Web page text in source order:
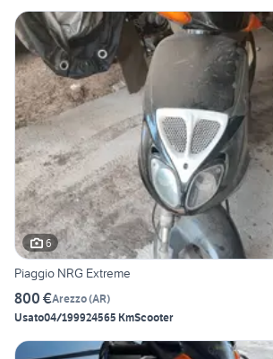
6
Piaggio NRG Extreme
800 €Arezzo(AR)
Usato04/199924565 KmScooter